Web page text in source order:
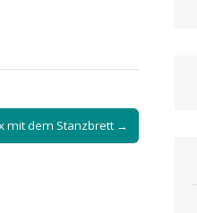
mit dem Stanzbrett →